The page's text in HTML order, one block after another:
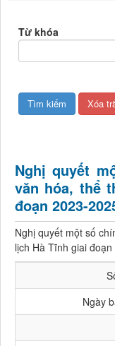
Từ khóa
Nghị quyết
văn hóa, thể
đoạn 2023-
Nghị quyết một số
lịch Hà Tĩnh giai
Ngày